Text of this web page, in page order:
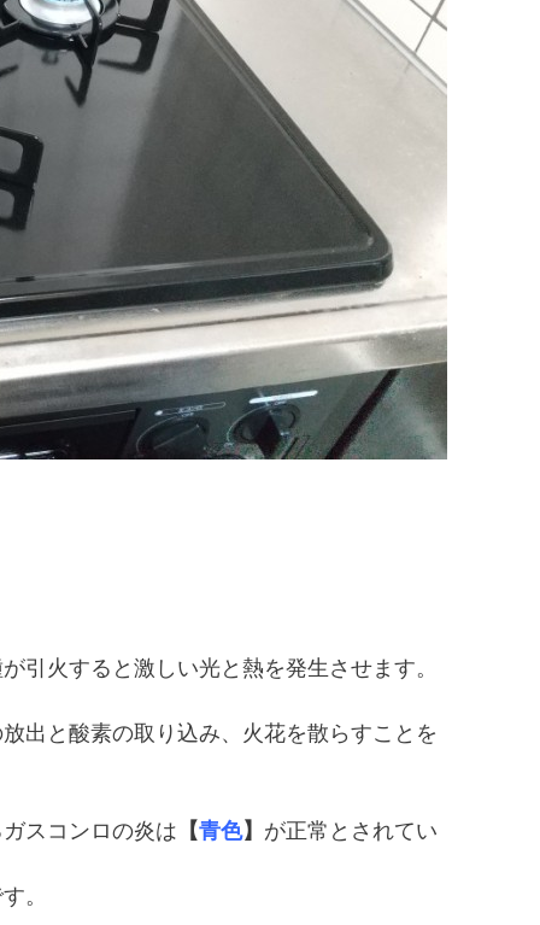
引火すると激しい光と熱を発生させます。
出と酸素の取り込み、火花を散らすことを
スコンロの炎は 【青色】 が正常とされてい
。